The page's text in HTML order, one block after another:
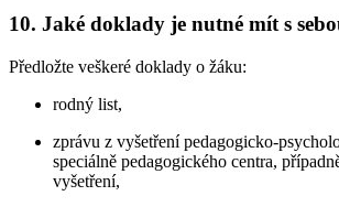
10. Jaké doklady je nutné mít s
Předložte veškeré doklady o žáku:
rodný list,
zprávu z vyšetření pedagogicko-
speciálně pedagogického centra,
vyšetření,